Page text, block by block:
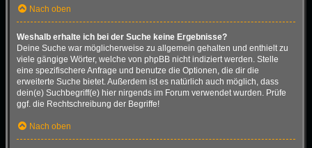
Nach oben
Weshalb erhalte ich bei der Suche keine Ergebnisse?
Deine Suche war möglicherweise zu allgemein gehalten und enthielt zu
viele gängige Wörter, welche von phpBB nicht indiziert werden. Stelle
eine spezifischere Anfrage und benutze die Optionen, die dir die
erweiterte Suche bietet. Außerdem ist es natürlich auch möglich, dass
dein(e) Suchbegriff(e) hier nirgends im Forum verwendet wurden. Prüfe
ggf. die Rechtschreibung der Begriffe!
Nach oben